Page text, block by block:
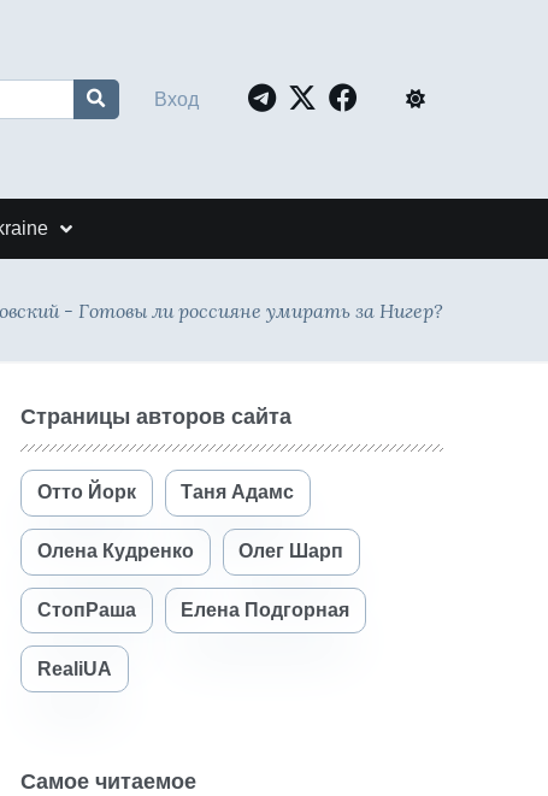
Вход
- Готовы ли россияне умирать за Нигер?
Страницы авторов сайта
Отто Йорк Таня Адамс
Олена Кудренко Олег Шарп
СтопРаша Елена Подгорная
RealiUA
Самое читаемое